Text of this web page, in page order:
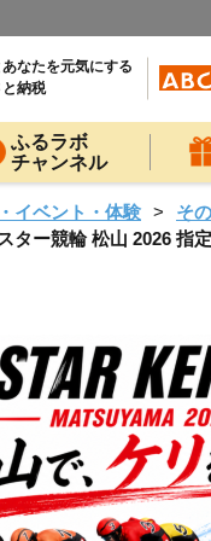
なたを元気にする
納税
ふるラボ
チャンネル
イベント・体験
そ
ター競輪 松山 2026